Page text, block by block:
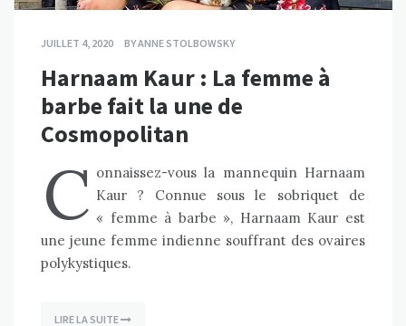
JUILLET 4, 2020 BYANNE STOLBOWSKY
Harnaam Kaur : La femme à
barbe fait la une de
Cosmopolitan
C onnaissez-vous la mannequin Harnaam
Kaur ? Connue sous le sobriquet de
« femme à barbe », Harnaam Kaur est
une jeune femme indienne souffrant des ovaires
polykystiques.
LIRE LA SUITE